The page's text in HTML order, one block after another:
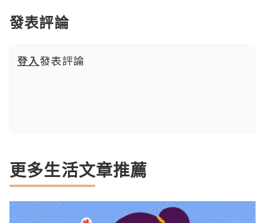
發表評論
登入發表評論
更多生活文章推薦